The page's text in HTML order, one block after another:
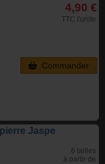
4,90 €
TTC l'unite
Commander
Jaspe
6 tailles
à partir de